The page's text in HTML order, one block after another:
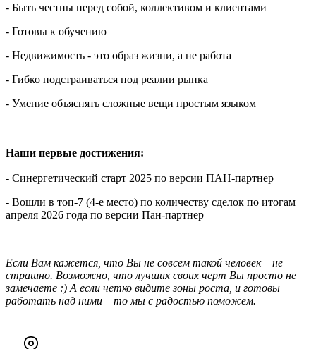
- Быть честны перед собой, коллективом и клиентами
- Готовы к обучению
- Недвижимость - это образ жизни, а не работа
- Гибко подстраиваться под реалии рынка
- Умение объяснять сложные вещи простым языком
Наши первые достижения:
- Синергетический старт 2025 по версии ПАН-партнер
- Вошли в топ-7 (4-е место) по количеству сделок по итогам
апреля 2026 года по версии Пан-партнер
Если Вам кажется, что Вы не совсем такой человек – не
страшно. Возможно, что лучших своих черт Вы просто не
замечаете :) А если четко видите зоны роста, и готовы
работать над ними – то мы с радостью поможем.